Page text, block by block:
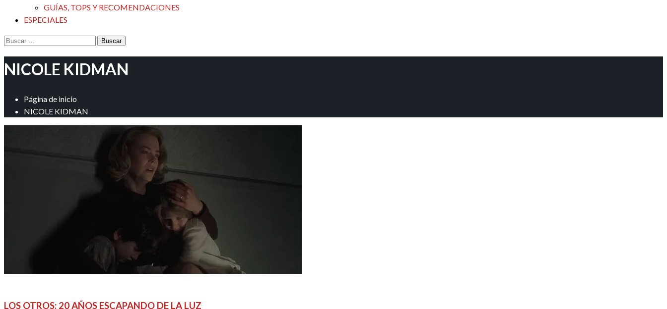
GUÍAS, TOPS Y RECOMENDACIONES
ESPECIALES
Buscar:
NICOLE KIDMAN
Página de inicio
NICOLE KIDMAN
LOS OTROS: 20 AÑOS ESCAPANDO DE LA LUZ